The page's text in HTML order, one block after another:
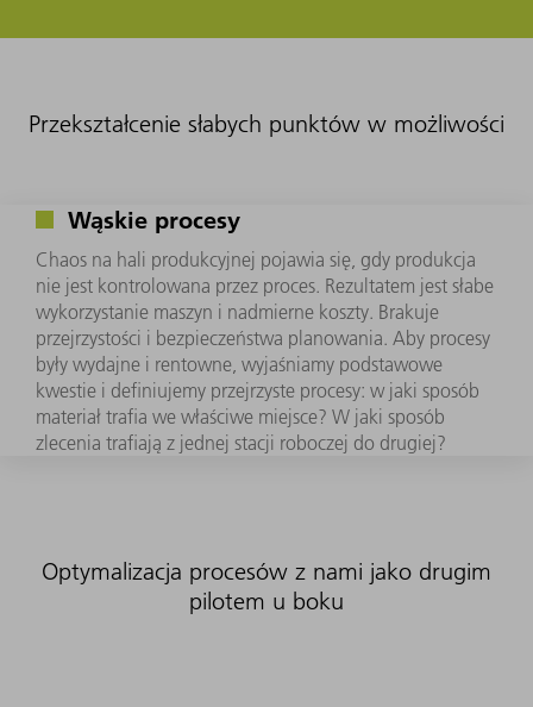
Przekształcenie słabych punktów w możliwości
Wąskie procesy
Chaos na hali produkcyjnej pojawia się, gdy produkcja
nie jest kontrolowana przez proces. Rezultatem jest słabe
wykorzystanie maszyn i nadmierne koszty. Brakuje
przejrzystości i bezpieczeństwa planowania. Aby procesy
były wydajne i rentowne, wyjaśniamy podstawowe
kwestie i definiujemy przejrzyste procesy: w jaki sposób
materiał trafia we właściwe miejsce? W jaki sposób
zlecenia trafiają z jednej stacji roboczej do drugiej?
Optymalizacja procesów z nami jako drugim
pilotem u boku